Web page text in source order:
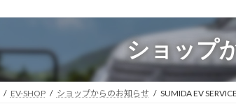
ショップ
EV-SHOP ショップからのお知らせ SUMIDA EV